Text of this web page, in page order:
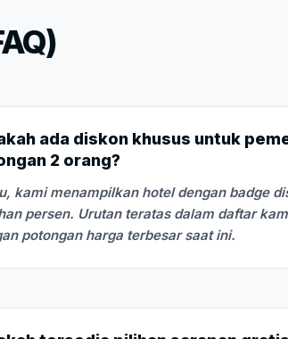
ada diskon khusus untuk
2 orang?
kami menampilkan hotel dengan badge
persen. Urutan teratas dalam daftar
potongan harga terbesar saat ini.